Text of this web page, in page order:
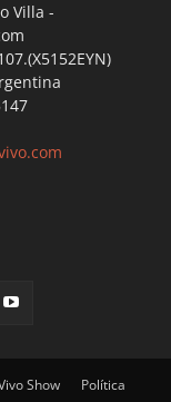
Villa -
Show
Política